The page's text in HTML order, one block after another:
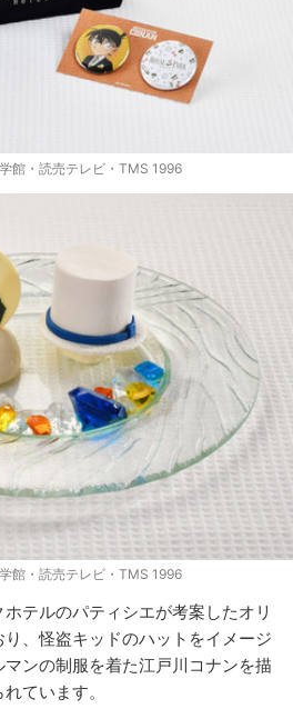
館・読売テレビ・TMS 1996
館・読売テレビ・TMS 1996
テルのパティシエが考案したオリ
、怪盗キッドのハットをイメージ
ンの制服を着た江戸川コナンを描
ています。